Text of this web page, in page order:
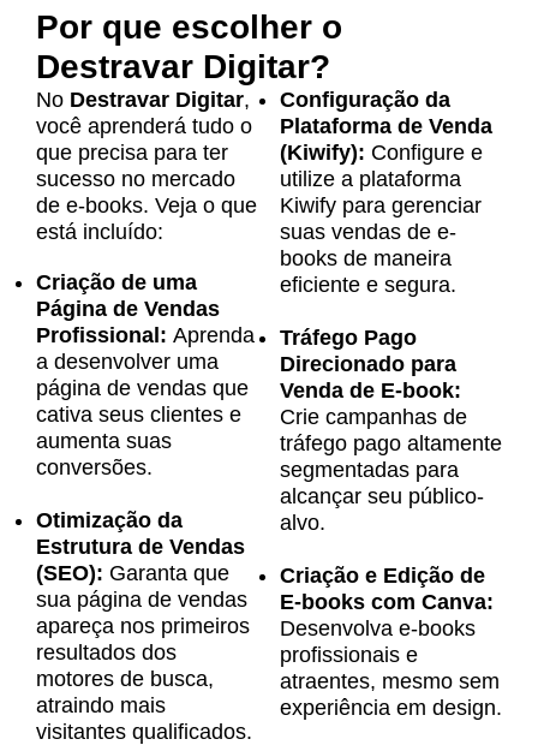
Por que escolher o
Destravar Digitar?
No Destravar Digitar,
você aprenderá tudo o
que precisa para ter
sucesso no mercado
de e-books. Veja o que
está incluído:
Criação de uma
Página de Vendas
Profissional: Aprenda
a desenvolver uma
página de vendas que
cativa seus clientes e
aumenta suas
conversões.
Otimização da
Estrutura de Vendas
(SEO): Garanta que
sua página de vendas
apareça nos primeiros
resultados dos
motores de busca,
atraindo mais
visitantes qualificados.
Configuração da
Plataforma de Venda
(Kiwify): Configure e
utilize a plataforma
Kiwify para gerenciar
suas vendas de e-
books de maneira
eficiente e segura.
Tráfego Pago
Direcionado para
Venda de E-book:
Crie campanhas de
tráfego pago altamente
segmentadas para
alcançar seu público-
alvo.
Criação e Edição de
E-books com Canva:
Desenvolva e-books
profissionais e
atraentes, mesmo sem
experiência em design.